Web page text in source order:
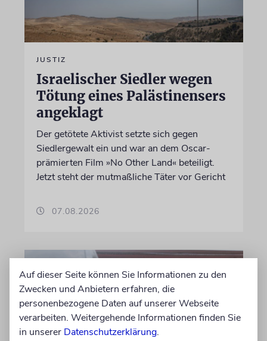
JUSTIZ
Israelischer Siedler wegen
Tötung eines Palästinensers
angeklagt
Der getötete Aktivist setzte sich gegen
Siedlergewalt ein und war an dem Oscar-
prämierten Film »No Other Land« beteiligt.
Jetzt steht der mutmaßliche Täter vor Gericht
07.08.2026
Auf dieser Seite können Sie Informationen zu den
Zwecken und Anbietern erfahren, die
personenbezogene Daten auf unserer Webseite
verarbeiten. Weitergehende Informationen finden Sie
in unserer Datenschutzerklärung.